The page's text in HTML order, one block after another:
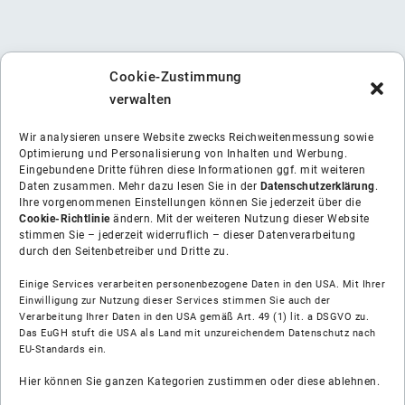
Cookie-Zustimmung
verwalten
Wir analysieren unsere Website zwecks Reichweitenmessung sowie
Optimierung und Personalisierung von Inhalten und Werbung.
Eingebundene Dritte führen diese Informationen ggf. mit weiteren
Daten zusammen. Mehr dazu lesen Sie in der Datenschutzerklärung.
Ihre vorgenommenen Einstellungen können Sie jederzeit über die
Cookie-Richtlinieändern. Mit der weiteren Nutzung dieser Website
stimmen Sie – jederzeit widerruflich – dieser Datenverarbeitung
durch den Seitenbetreiber und Dritte zu.
Einige Services verarbeiten personenbezogene Daten in den USA. Mit Ihrer
Einwilligung zur Nutzung dieser Services stimmen Sie auch der
Verarbeitung Ihrer Daten in den USA gemäß Art. 49 (1) lit. a DSGVO zu.
Das EuGH stuft die USA als Land mit unzureichendem Datenschutz nach
EU-Standards ein.
Hier können Sie ganzen Kategorien zustimmen oder diese ablehnen.